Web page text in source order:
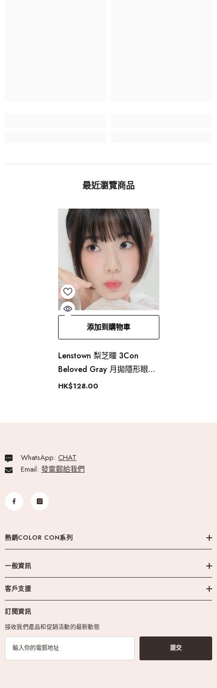
最近瀏覽商品
添加到購物車
Lenstown 梨芝瞳 3Con
Beloved Gray 月拋隱形眼鏡
（2片）
HK$128.00
WhatsApp: CHAT
Email: 發電郵給我們
熱銷COLOR CON系列
一般資訊
客戶支援
訂閱資訊
接收我們產品和促銷活動的最新動態
提交